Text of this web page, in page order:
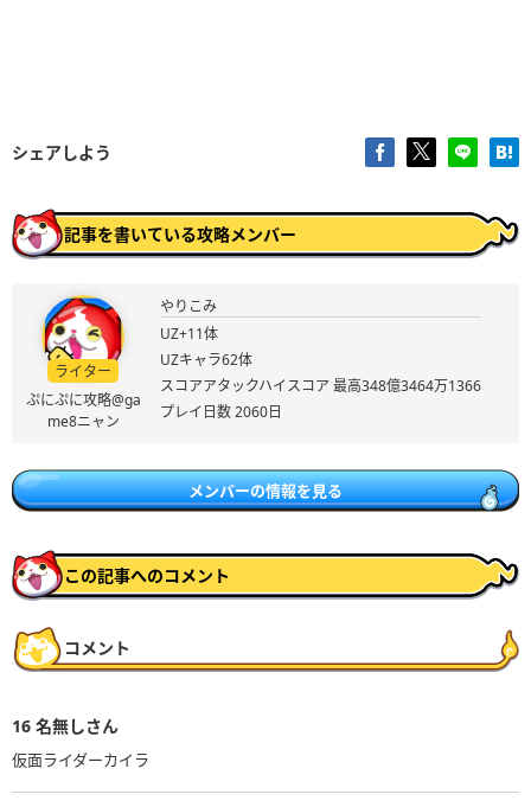
シェアしよう
記事を書いている攻略メンバー
ライター
ぷにぷに攻略@ga
me8ニャン
やりこみ
UZ+11体
UZキャラ62体
スコアアタックハイスコア 最高348億3464万1366
プレイ日数 2060日
メンバーの情報を見る
この記事へのコメント
コメント
16 名無しさん
仮面ライダーカイラ